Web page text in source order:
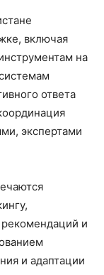
включая
на
ответа
экспертами
и
и адаптации